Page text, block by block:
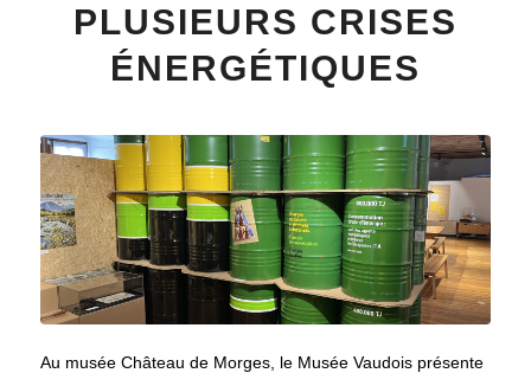
PLUSIEURS CRISES
ÉNERGÉTIQUES
Au musée Château de Morges, le Musée Vaudois présente